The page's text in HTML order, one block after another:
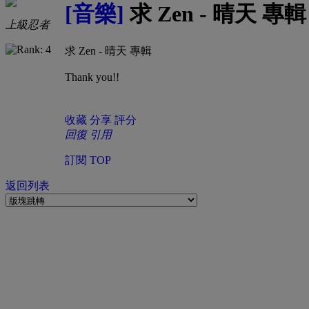
上級忍者 [音樂] 求 Zen - 晴天 專輯
求 Zen - 晴天 專輯
Thank you!!
收藏 分享 評分
回復 引用
訂閱 TOP
返回列表